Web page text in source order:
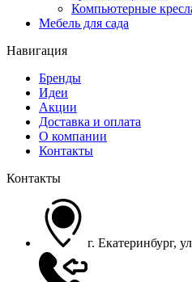
Компьютерные
Мебель для сада
Навигация
Бренды
Идеи
Акции
Доставка и оплата
О компании
Контакты
Контакты
г. Екатеринбург,